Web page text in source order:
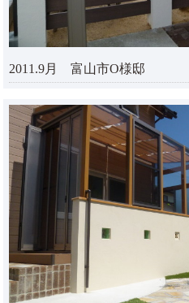
2011.9月 富山市O様邸